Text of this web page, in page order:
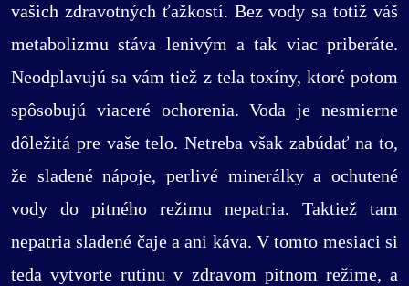
vašich zdravotných ťažkostí. Bez vody sa totiž váš
metabolizmu stáva lenivým a tak viac priberáte.
Neodplavujú sa vám tiež z tela toxíny, ktoré potom
spôsobujú viaceré ochorenia. Voda je nesmierne
dôležitá pre vaše telo. Netreba však zabúdať na to,
že sladené nápoje, perlivé minerálky a ochutené
vody do pitného režimu nepatria. Taktiež tam
nepatria sladené čaje a ani káva. V tomto mesiaci si
teda vytvorte rutinu v zdravom pitnom režime, a